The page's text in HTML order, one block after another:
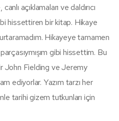
açıklamaları ve daldırıcı
hissettiren bir kitap. Hikaye
Hikayeye tamamen
gibi hissettim. Bu
John Fielding ve Jeremy
ediyorlar. Yazım tarzı her
tarihi gizem tutkunları için